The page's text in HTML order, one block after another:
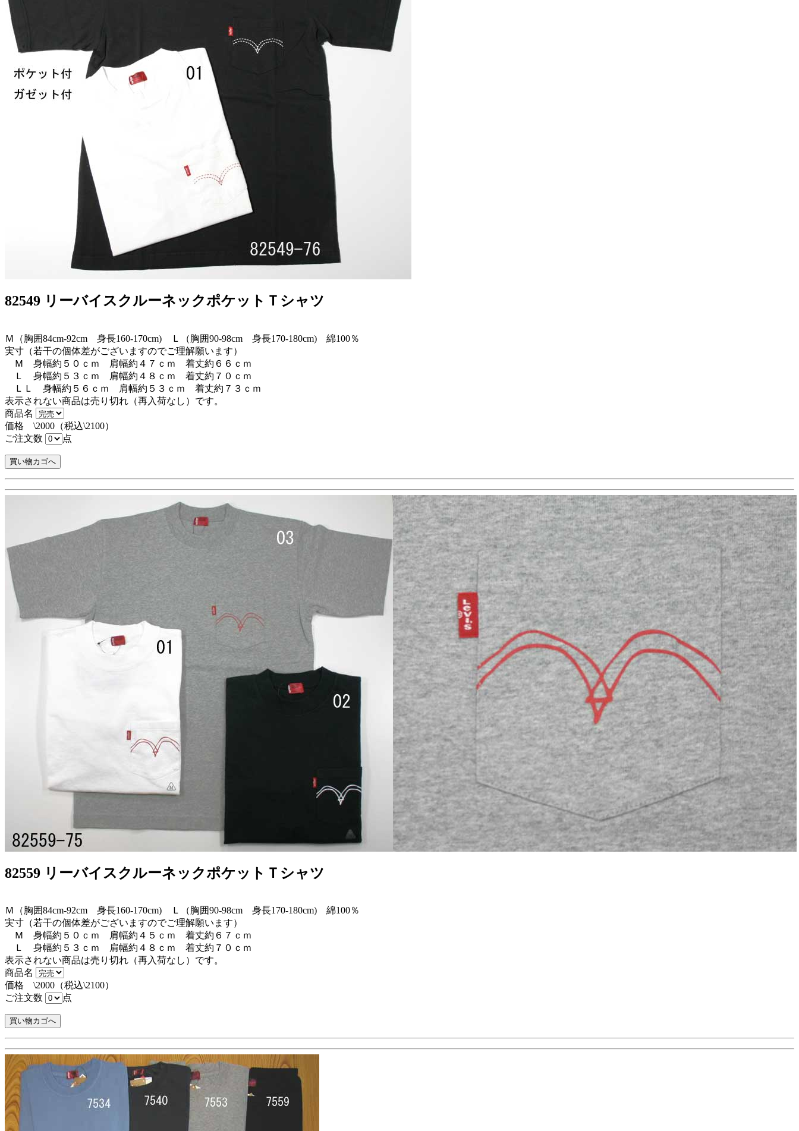
82549 リーバイスクルーネックポケットＴシャツ
Ｍ（胸囲84cm-92cm 身長160-170cm) Ｌ（胸囲90-98cm 身長170-180cm) 綿100％
実寸（若干の個体差がございますのでご理解願います）
Ｍ 身幅約５０ｃｍ 肩幅約４７ｃｍ 着丈約６６ｃｍ
Ｌ 身幅約５３ｃｍ 肩幅約４８ｃｍ 着丈約７０ｃｍ
ＬＬ 身幅約５６ｃｍ 肩幅約５３ｃｍ 着丈約７３ｃｍ
表示されない商品は売り切れ（再入荷なし）です。
商品名
価格 \2000（税込\2100）
ご注文数
点
82559 リーバイスクルーネックポケットＴシャツ
Ｍ（胸囲84cm-92cm 身長160-170cm) Ｌ（胸囲90-98cm 身長170-180cm) 綿100％
実寸（若干の個体差がございますのでご理解願います）
Ｍ 身幅約５０ｃｍ 肩幅約４５ｃｍ 着丈約６７ｃｍ
Ｌ 身幅約５３ｃｍ 肩幅約４８ｃｍ 着丈約７０ｃｍ
表示されない商品は売り切れ（再入荷なし）です。
商品名
価格 \2000（税込\2100）
ご注文数
点